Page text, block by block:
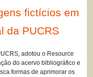
fictícios em
da PUCRS
adotou o Resource
do acervo bibliográfico e
formas de aprimorar os